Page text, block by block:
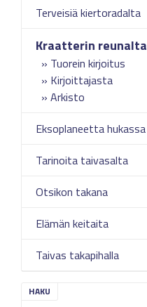
Terveisiä kiertoradalta
Kraatterin reunalta
Tuorein kirjoitus
Kirjoittajasta
Arkisto
Eksoplaneetta hukassa
Tarinoita taivasalta
Otsikon takana
Elämän keitaita
Taivas takapihalla
HAKU